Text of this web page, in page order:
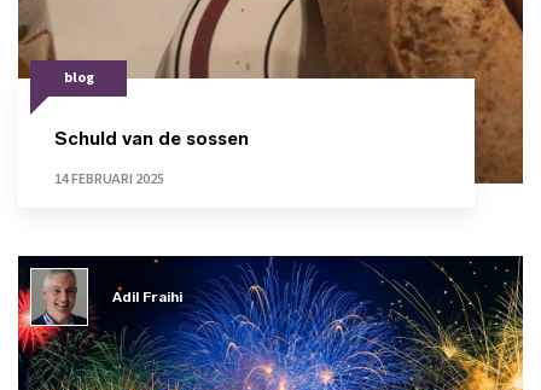
blog
Schuld van de sossen
14 FEBRUARI 2025
Adil Fraihi